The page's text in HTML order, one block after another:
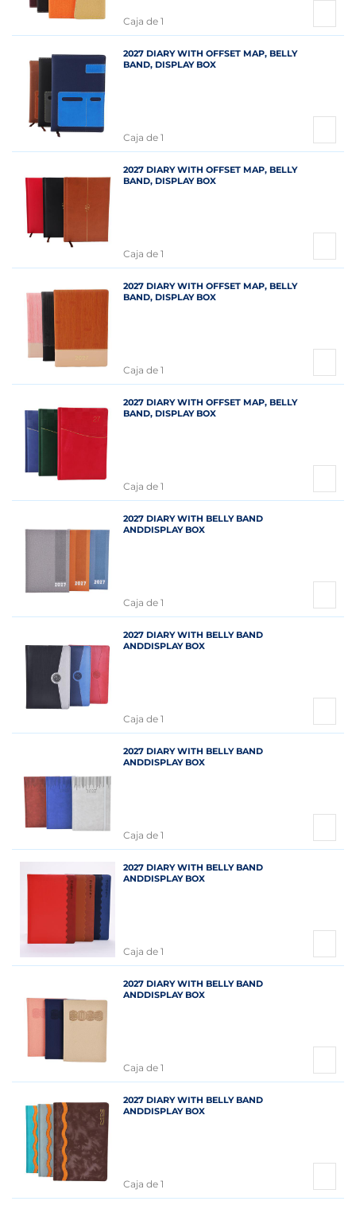
Caja de 1
2027 DIARY WITH OFFSET MAP, BELLY
BAND, DISPLAY BOX
Caja de 1
2027 DIARY WITH OFFSET MAP, BELLY
BAND, DISPLAY BOX
Caja de 1
2027 DIARY WITH OFFSET MAP, BELLY
BAND, DISPLAY BOX
Caja de 1
2027 DIARY WITH OFFSET MAP, BELLY
BAND, DISPLAY BOX
Caja de 1
2027 DIARY WITH BELLY BAND
ANDDISPLAY BOX
Caja de 1
2027 DIARY WITH BELLY BAND
ANDDISPLAY BOX
Caja de 1
2027 DIARY WITH BELLY BAND
ANDDISPLAY BOX
Caja de 1
2027 DIARY WITH BELLY BAND
ANDDISPLAY BOX
Caja de 1
2027 DIARY WITH BELLY BAND
ANDDISPLAY BOX
Caja de 1
2027 DIARY WITH BELLY BAND
ANDDISPLAY BOX
Caja de 1